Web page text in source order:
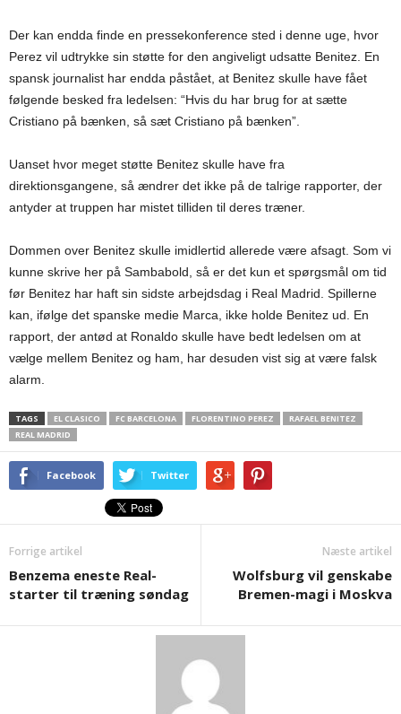
Der kan endda finde en pressekonference sted i denne uge, hvor
Perez vil udtrykke sin støtte for den angiveligt udsatte Benitez. En
spansk journalist har endda påstået, at Benitez skulle have fået
følgende besked fra ledelsen: “Hvis du har brug for at sætte
Cristiano på bænken, så sæt Cristiano på bænken”.
Uanset hvor meget støtte Benitez skulle have fra
direktionsgangene, så ændrer det ikke på de talrige rapporter, der
antyder at truppen har mistet tilliden til deres træner.
Dommen over Benitez skulle imidlertid allerede være afsagt. Som vi
kunne skrive her på Sambabold, så er det kun et spørgsmål om tid
før Benitez har haft sin sidste arbejdsdag i Real Madrid. Spillerne
kan, ifølge det spanske medie Marca, ikke holde Benitez ud. En
rapport, der antød at Ronaldo skulle have bedt ledelsen om at
vælge mellem Benitez og ham, har desuden vist sig at være falsk
alarm.
TAGS EL CLASICO FC BARCELONA FLORENTINO PEREZ
RAFAEL BENITEZ
REAL MADRID
Facebook Twitter
Forrige artikel
Benzema eneste Real-
starter til træning søndag
Næste artikel
Wolfsburg vil genskabe
Bremen-magi i Moskva